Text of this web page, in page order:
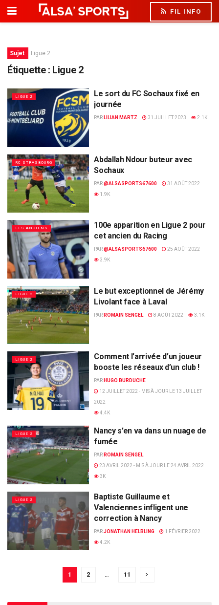
FIL INFO
Sujet Ligue 2
Étiquette : Ligue 2
LIGUE 2
Le sort du FC Sochaux fixé en
journée
PAR LILIAN MARTZ 31 JUILLET 2023 2.1K
RC STRASBOURG
Abdallah Ndour buteur avec
Sochaux
PAR@ALSASPORTS67600
31 AOÛT 2022
1.9K
LES ANCIENS
100e apparition en Ligue 2 pour
cet ancien du Racing
PAR@ALSASPORTS67600
25 AOÛT 2022
3.9K
LIGUE 2
Le but exceptionnel de Jérémy
Livolant face à Laval
PAR ROMAIN SENGEL 8 AOÛT 2022 3.1K
LIGUE 2
Comment l’arrivée d’un joueur
booste les réseaux d’un club !
PAR HUGO BURDUCHE
12 JUILLET 2022 - MIS À JOUR LE 13 JUILLET
2022
4.4K
LIGUE 2
Nancy s’en va dans un nuage de
fumée
PAR ROMAIN SENGEL
23 AVRIL 2022 - MIS À JOUR LE 24 AVRIL 2022
3K
LIGUE 2
Baptiste Guillaume et
Valenciennes infligent une
correction à Nancy
PARJONATHAN HELBLING
1 FÉVRIER 2022
4.2K
1 2 … 11